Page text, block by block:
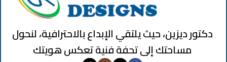
دكتور ديزين، حيث يلتقي الإبداع بالاحترافية، لنحول
مساحتك إلى تحفة فنية تعكس هويتك